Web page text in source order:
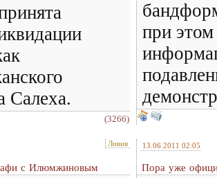
Салеха.
(3266)
при этом
Ливия
с Илюмжиновым
13.06.2011 02:05
Пора уже